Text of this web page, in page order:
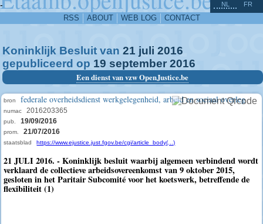
-
RSS ABOUT WEB LOG CONTACT
NL FR
Koninklijk Besluit van 21 juli 2016
gepubliceerd op 19 september 2016
Een dienst van vzw OpenJustice.be
bron federale overheidsdienst werkgelegenheid, arbeid en sociaal overleg
numac 2016203365
pub. 19/09/2016
prom. 21/07/2016
staatsblad https://www.ejustice.just.fgov.be/cgi/article_body(...)
21 JULI 2016. - Koninklijk besluit waarbij algemeen verbindend wordt
verklaard de collectieve arbeidsovereenkomst van 9 oktober 2015,
gesloten in het Paritair Subcomité voor het koetswerk, betreffende de
flexibiliteit (1)
^